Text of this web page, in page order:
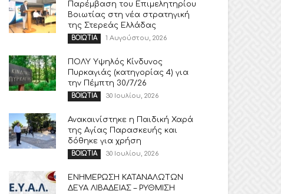
Παρέμβαση του Επιμελητηρίου
Βοιωτίας στη νέα στρατηγική
της Στερεάς Ελλάδας
ΒΟΙΩΤΙΑ 1 Αυγούστου, 2026
ΠΟΛΥ Υψηλός Κίνδυνος
Πυρκαγιάς (κατηγορίας 4) για
την Πέμπτη 30/7/26
ΒΟΙΩΤΙΑ 30 Ιουλίου, 2026
Ανακαινίστηκε η Παιδική Χαρά
της Αγίας Παρασκευής και
δόθηκε για χρήση
ΒΟΙΩΤΙΑ 30 Ιουλίου, 2026
ΕΝΗΜΕΡΩΣΗ ΚΑΤΑΝΑΛΩΤΩΝ
ΔΕΥΑ ΛΙΒΑΔΕΙΑΣ – ΡΥΘΜΙΣΗ